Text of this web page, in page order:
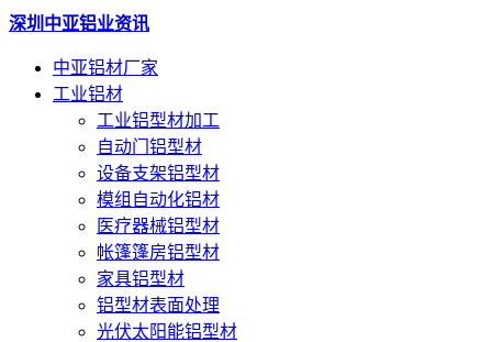
深圳中亚铝业资讯
中亚铝材厂家
工业铝材
工业铝型材加工
自动门铝型材
设备支架铝型材
模组自动化铝材
医疗器械铝型材
帐篷篷房铝型材
家具铝型材
铝型材表面处理
光伏太阳能铝型材